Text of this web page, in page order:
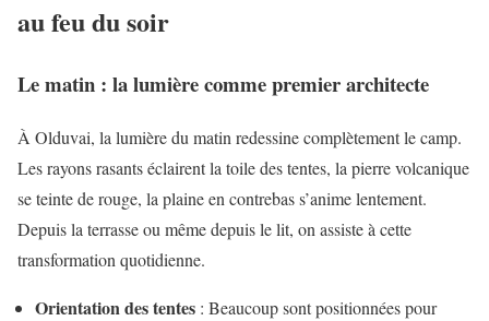
au feu du soir
Le matin : la lumière comme premier architecte
À Olduvai, la lumière du matin redessine complètement le camp.
Les rayons rasants éclairent la toile des tentes, la pierre volcanique
se teinte de rouge, la plaine en contrebas s’anime lentement.
Depuis la terrasse ou même depuis le lit, on assiste à cette
transformation quotidienne.
Orientation des tentes : Beaucoup sont positionnées pour